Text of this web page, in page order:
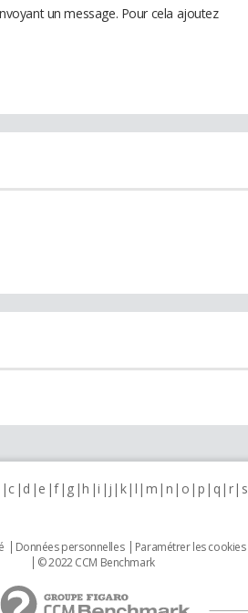
un message. Pour cela ajoutez
c d e f g h i j k l m n o p q r s
Données personnelles Paramétrer les cookies
© 2022 CCM Benchmark